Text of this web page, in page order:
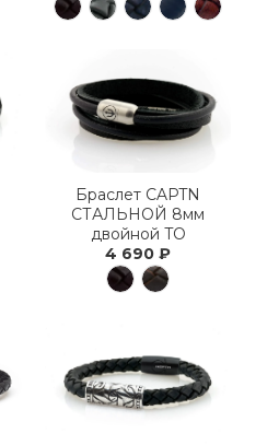
Браслет CAPTN
СТАЛЬНОЙ 8мм
двойной TO
4 690 ₽